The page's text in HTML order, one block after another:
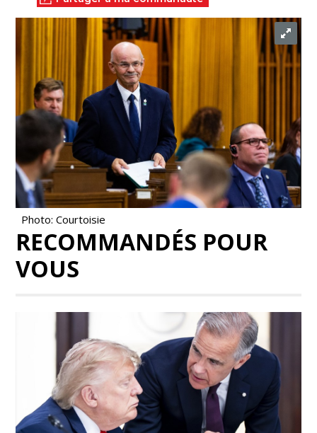
Photo: Courtoisie
RECOMMANDÉS POUR
VOUS